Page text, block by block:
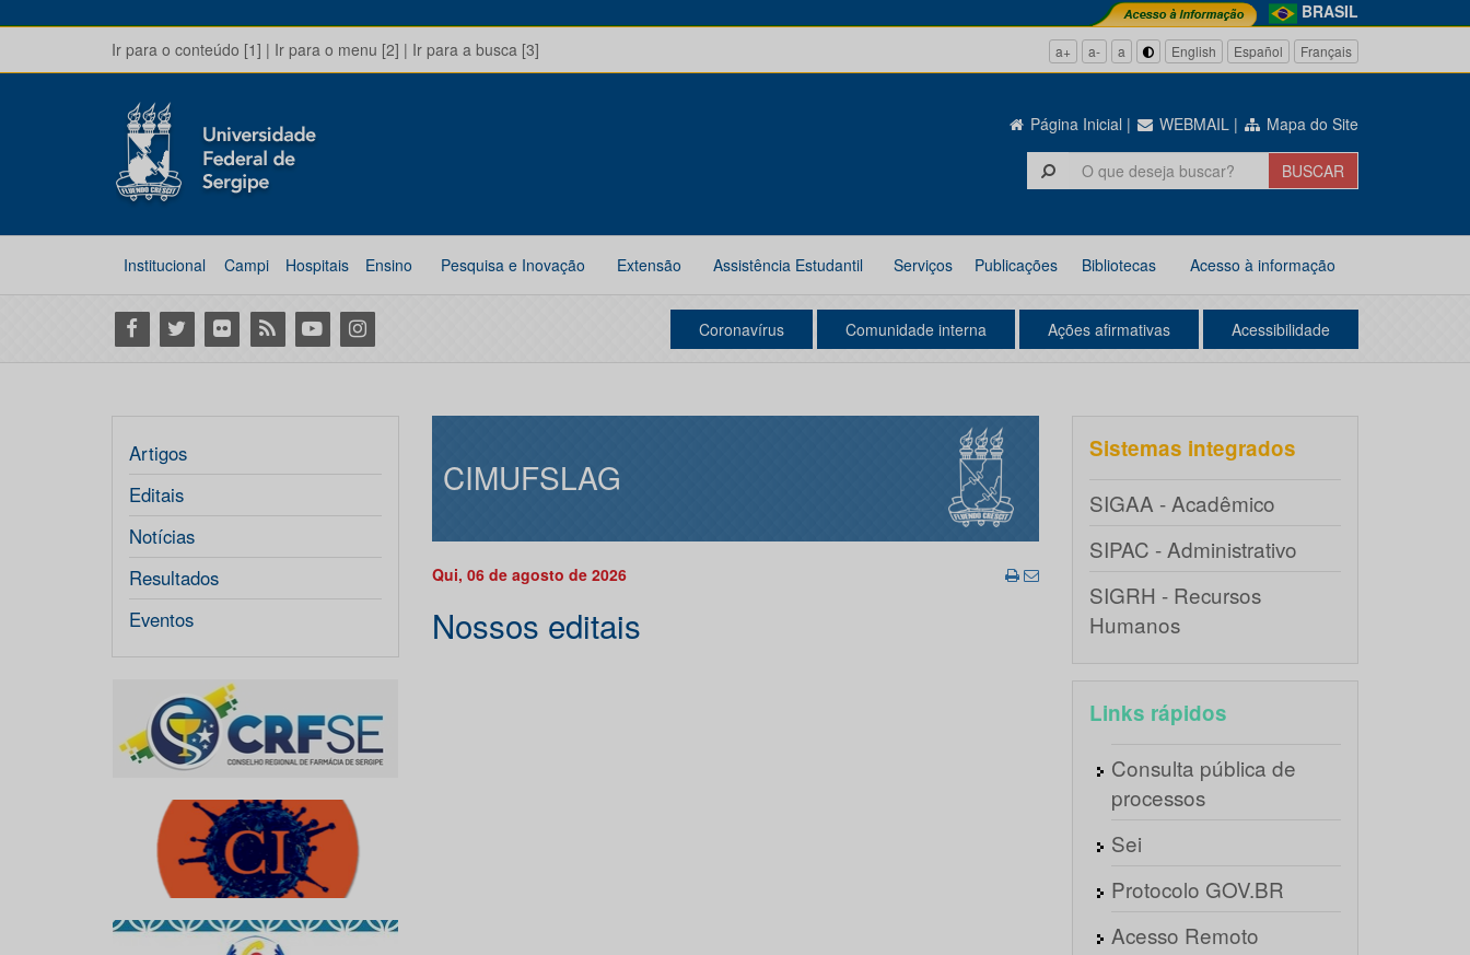
BRASIL
Ir para o conteúdo [1] | Ir para o menu [2] | Ir para a busca [3] a+ a- a English Español Français
Página Inicial | WEBMAIL | Mapa do Site
Institucional Campi Hospitais Ensino Pesquisa e Inovação Extensão Assistência Estudantil Serviços Publicações Bibliotecas Acesso à informação
Facebook
Twitter Flickr RSS YoutubeInstagram Coronavírus Comunidade interna Ações afirmativas Acessibilidade
Artigos
Editais
Notícias
Resultados
Eventos
CIMUFSLAG
Qui, 06 de agosto de 2026
Nossos editais
Sistemas integrados
SIGAA - Acadêmico
SIPAC - Administrativo
SIGRH - Recursos
Humanos
Links rápidos
Consulta pública de
processos
Sei
Protocolo GOV.BR
Acesso Remoto